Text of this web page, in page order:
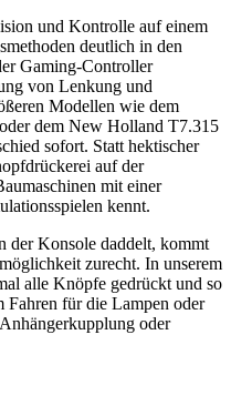
und Kontrolle auf einem
deutlich in den
Gaming-Controller
von Lenkung und
Modellen wie dem
dem New Holland T7.315
sofort. Statt hektischer
auf der
mit einer
kennt.
der Konsole daddelt, kommt
zurecht. In unserem
alle Knöpfe gedrückt und so
Fahren für die Lampen oder
oder